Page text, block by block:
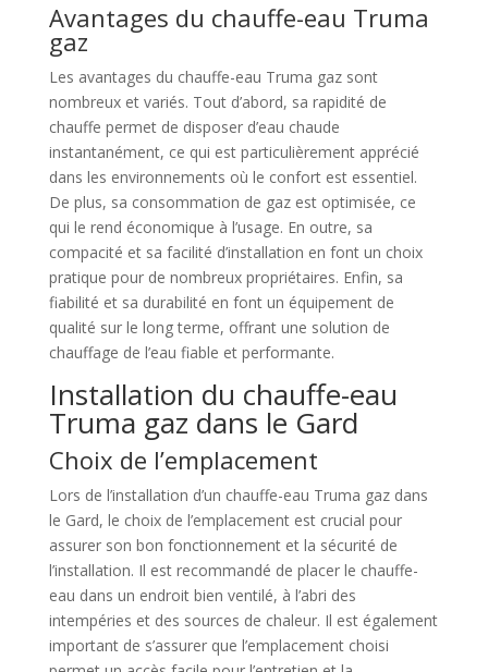
Avantages du chauffe-eau Truma
gaz
Les avantages du chauffe-eau Truma gaz sont
nombreux et variés. Tout d’abord, sa rapidité de
chauffe permet de disposer d’eau chaude
instantanément, ce qui est particulièrement apprécié
dans les environnements où le confort est essentiel.
De plus, sa consommation de gaz est optimisée, ce
qui le rend économique à l’usage. En outre, sa
compacité et sa facilité d’installation en font un choix
pratique pour de nombreux propriétaires. Enfin, sa
fiabilité et sa durabilité en font un équipement de
qualité sur le long terme, offrant une solution de
chauffage de l’eau fiable et performante.
Installation du chauffe-eau
Truma gaz dans le Gard
Choix de l’emplacement
Lors de l’installation d’un chauffe-eau Truma gaz dans
le Gard, le choix de l’emplacement est crucial pour
assurer son bon fonctionnement et la sécurité de
l’installation. Il est recommandé de placer le chauffe-
eau dans un endroit bien ventilé, à l’abri des
intempéries et des sources de chaleur. Il est également
important de s’assurer que l’emplacement choisi